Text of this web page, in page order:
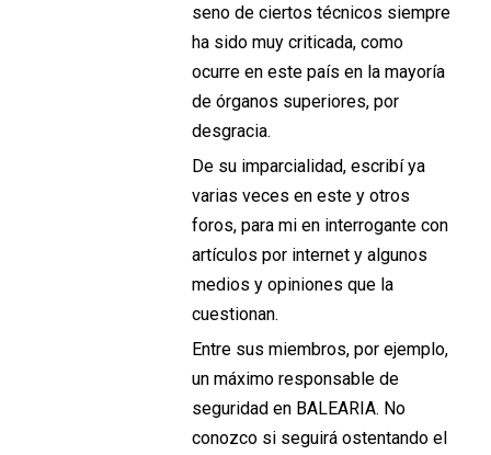
seno de ciertos técnicos siempre
ha sido muy criticada, como
ocurre en este país en la mayoría
de órganos superiores, por
desgracia.
De su imparcialidad, escribí ya
varias veces en este y otros
foros, para mi en interrogante con
artículos por internet y algunos
medios y opiniones que la
cuestionan.
Entre sus miembros, por ejemplo,
un máximo responsable de
seguridad en BALEARIA. No
conozco si seguirá ostentando el